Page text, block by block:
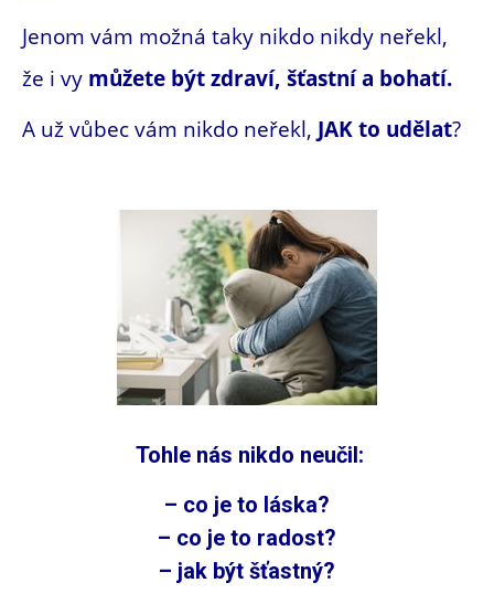
Jenom vám možná taky nikdo nikdy neřekl,
že i vy můžete být zdraví, šťastní a bohatí.
A už vůbec vám nikdo neřekl, JAK to udělat?
Tohle nás nikdo neučil:
– co je to láska?
– co je to radost?
– jak být šťastný?